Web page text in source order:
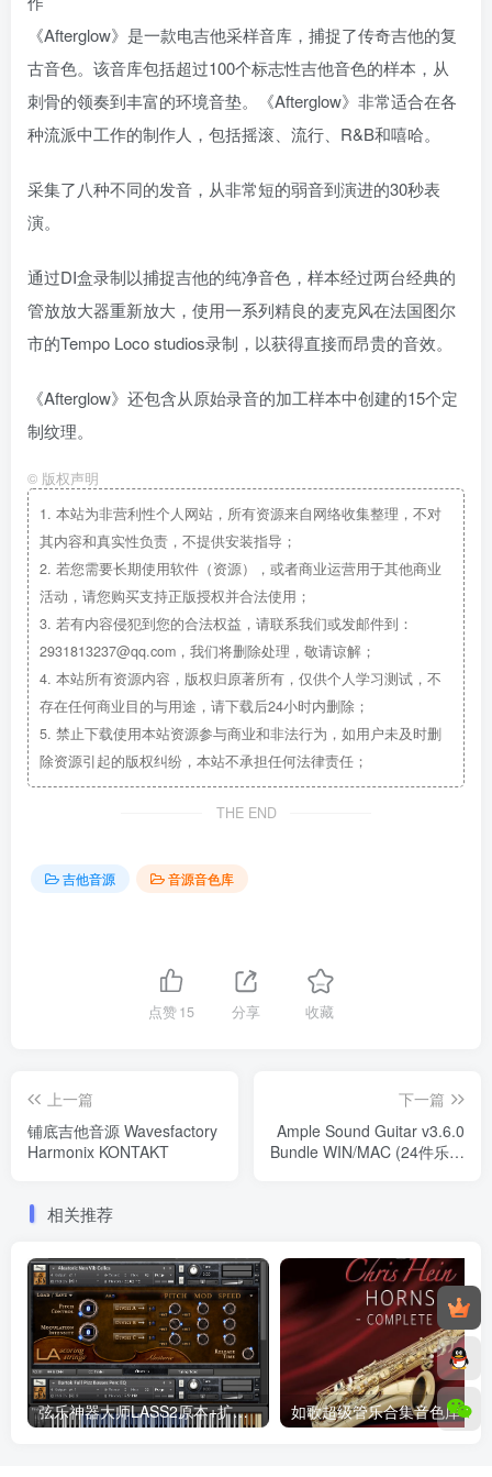
《Afterglow》是一款电吉他采样音库，捕捉了传奇吉他的复
古音色。该音库包括超过100个标志性吉他音色的样本，从
刺骨的领奏到丰富的环境音垫。《Afterglow》非常适合在各
种流派中工作的制作人，包括摇滚、流行、R&B和嘻哈。
采集了八种不同的发音，从非常短的弱音到演进的30秒表
演。
通过DI盒录制以捕捉吉他的纯净音色，样本经过两台经典的
管放放大器重新放大，使用一系列精良的麦克风在法国图尔
市的Tempo Loco studios录制，以获得直接而昂贵的音效。
《Afterglow》还包含从原始录音的加工样本中创建的15个定
制纹理。
© 版权声明
1. 本站为非营利性个人网站，所有资源来自网络收集整理，不对
其内容和真实性负责，不提供安装指导；
2. 若您需要长期使用软件（资源），或者商业运营用于其他商业
活动，请您购买支持正版授权并合法使用；
3. 若有内容侵犯到您的合法权益，请联系我们或发邮件到：
2931813237@qq.com，我们将删除处理，敬请谅解；
4. 本站所有资源内容，版权归原著所有，仅供个人学习测试，不
存在任何商业目的与用途，请下载后24小时内删除；
5. 禁止下载使用本站资源参与商业和非法行为，如用户未及时删
除资源引起的版权纠纷，本站不承担任何法律责任；
THE END
吉他音源 音源音色库
点赞15 分享 收藏
上一篇
铺底吉他音源 Wavesfactory
Harmonix KONTAKT
下一篇
Ample Sound Guitar v3.6.0
Bundle WIN/MAC (24件乐器
相关推荐
弦乐神器大师LASS2原本+扩展 Windows/MacOS 康泰克音色